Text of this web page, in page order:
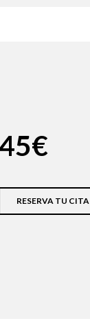
RESERVA TU CITA